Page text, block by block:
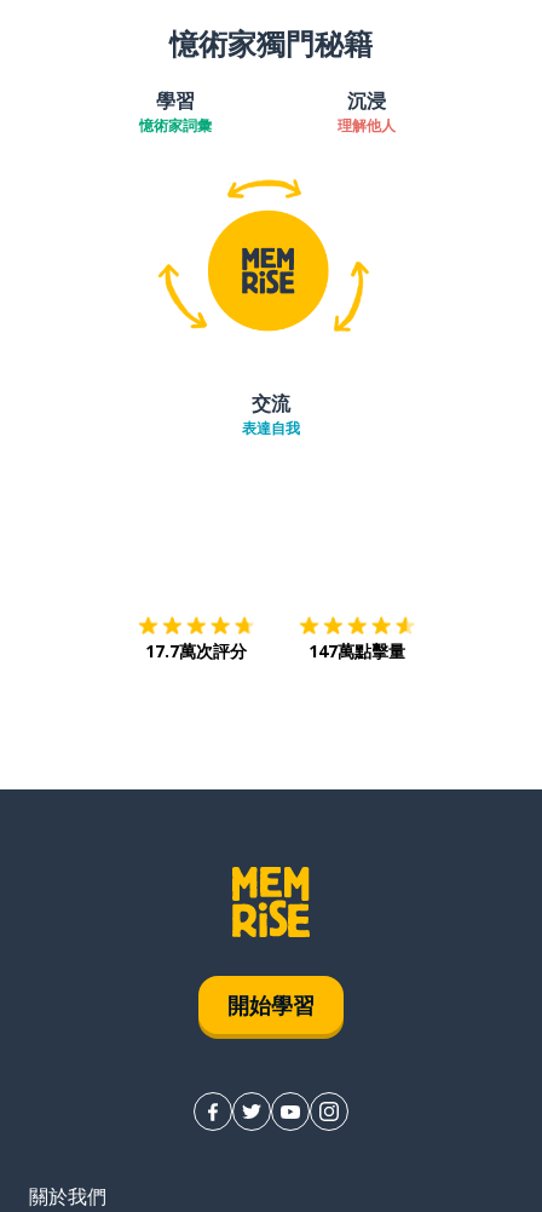
憶術家獨門秘籍
學習
憶術家詞彙
沉浸
理解他人
交流
表達自我
17.7萬次評分 147萬點擊量
開始學習
關於我們